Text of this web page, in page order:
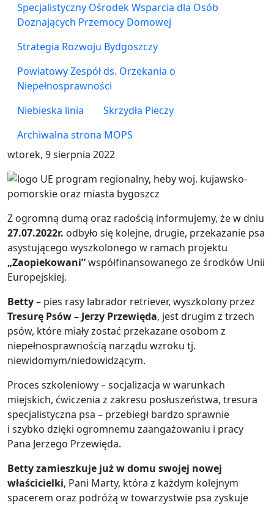
wtorek, 9 sierpnia 2022
Grafika
Z ogromną dumą oraz radością informujemy, że w dniu
27.07.2022r. odbyło się kolejne, drugie, przekazanie psa
asystującego wyszkolonego w ramach projektu
„Zaopiekowani”współfinansowanego ze środków Unii
Europejskiej.
Betty– pies rasy labrador retriever, wyszkolony przez
Tresurę Psów – Jerzy Przewięda, jest drugim z trzech
psów, które miały zostać przekazane osobom z
niepełnosprawnością narządu wzroku tj.
niewidomym/niedowidzącym.
Proces szkoleniowy – socjalizacja w warunkach
miejskich, ćwiczenia z zakresu posłuszeństwa, tresura
specjalistyczna psa – przebiegł bardzo sprawnie
i szybko dzięki ogromnemu zaangażowaniu i pracy
Pana Jerzego Przewięda.
Betty zamieszkuje już w domu swojej nowej
właścicielki, Pani Marty, która z każdym kolejnym
spacerem oraz podróżą w towarzystwie psa zyskuje
Specjalistyczny Ośrodek Wsparcia dla Osób
Doznających Przemocy Domowej
Strategia Rozwoju Bydgoszczy
Powiatowy Zespół ds. Orzekania o
Niepełnosprawności
Niebieska linia
Skrzydła Pieczy
Archiwalna strona MOPS